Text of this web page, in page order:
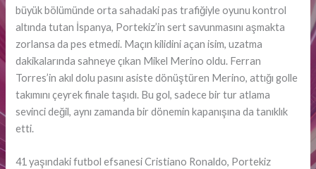
büyük bölümünde orta sahadaki pas trafiğiyle oyunu kontrol
altında tutan İspanya, Portekiz’in sert savunmasını aşmakta
zorlansa da pes etmedi. Maçın kilidini açan isim, uzatma
dakikalarında sahneye çıkan Mikel Merino oldu. Ferran
Torres’in akıl dolu pasını asiste dönüştüren Merino, attığı golle
takımını çeyrek finale taşıdı. Bu gol, sadece bir tur atlama
sevinci değil, aynı zamanda bir dönemin kapanışına da tanıklık
etti.
41 yaşındaki futbol efsanesi Cristiano Ronaldo, Portekiz